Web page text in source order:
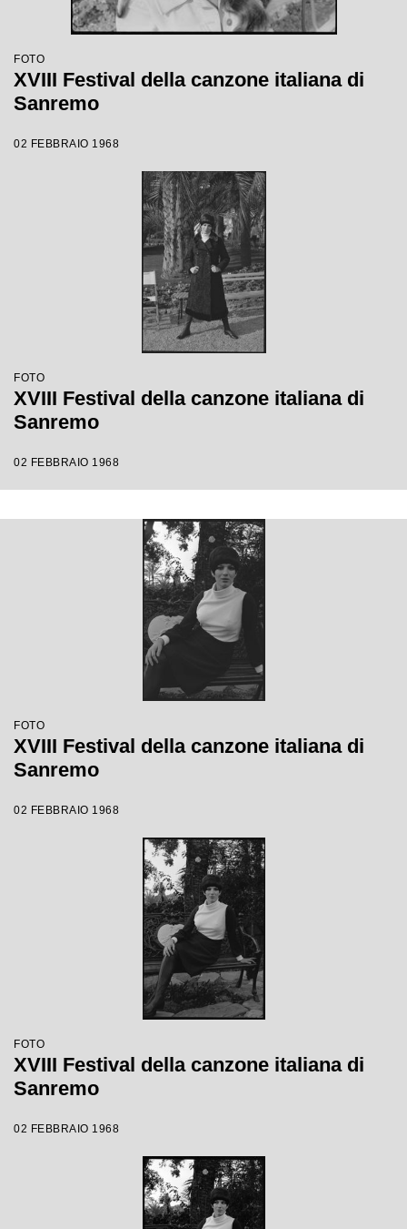
FOTO
XVIII Festival della canzone italiana di
Sanremo
02 FEBBRAIO 1968
FOTO
XVIII Festival della canzone italiana di
Sanremo
02 FEBBRAIO 1968
FOTO
XVIII Festival della canzone italiana di
Sanremo
02 FEBBRAIO 1968
FOTO
XVIII Festival della canzone italiana di
Sanremo
02 FEBBRAIO 1968